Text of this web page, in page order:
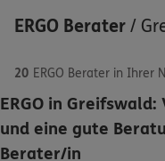
Schaden
ERGO Berater /
20 ERGO Berater in Ihrer
Holger
ERGO in
und eine gute
Berater/in